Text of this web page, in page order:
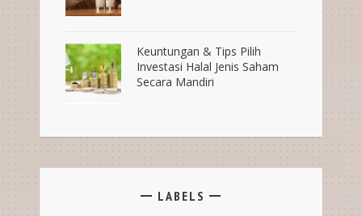
Keuntungan & Tips Pilih
Investasi Halal Jenis Saham
Secara Mandiri
LABELS